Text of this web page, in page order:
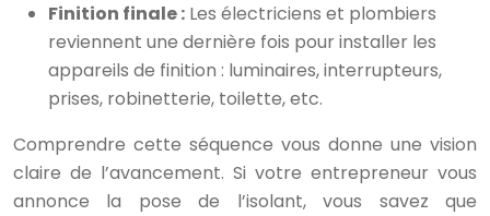
Finition finale : Les électriciens et plombiers
reviennent une dernière fois pour installer les
appareils de finition : luminaires, interrupteurs,
prises, robinetterie, toilette, etc.
Comprendre cette séquence vous donne une vision
claire de l’avancement. Si votre entrepreneur vous
annonce la pose de l’isolant, vous savez que